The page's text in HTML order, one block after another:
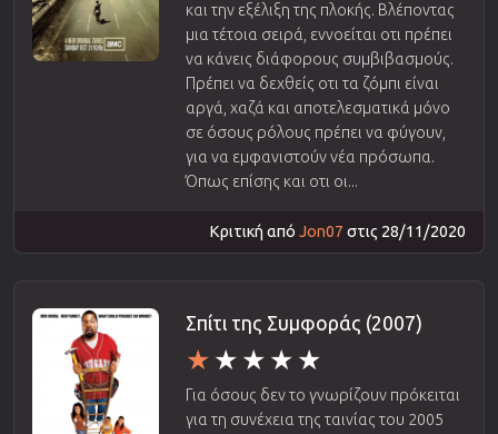
και την εξέλιξη της πλοκής. Βλέποντας
μια τέτοια σειρά, εννοείται οτι πρέπει
να κάνεις διάφορους συμβιβασμούς.
Πρέπει να δεχθείς οτι τα ζόμπι είναι
αργά, χαζά και αποτελεσματικά μόνο
σε όσους ρόλους πρέπει να φύγουν,
για να εμφανιστούν νέα πρόσωπα.
Όπως επίσης και οτι οι...
Κριτική από Jon07 στις 28/11/2020
Σπίτι της Συμφοράς (2007)
Για όσους δεν το γνωρίζουν πρόκειται
για τη συνέχεια της ταινίας του 2005